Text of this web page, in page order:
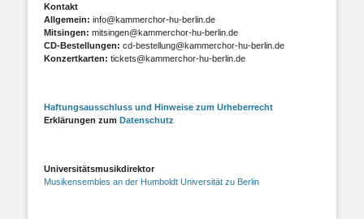
Kontakt
Allgemein: info@kammerchor-hu-berlin.de
Mitsingen: mitsingen@kammerchor-hu-berlin.de
CD-Bestellungen: cd-bestellung@kammerchor-hu-berlin.de
Konzertkarten: tickets@kammerchor-hu-berlin.de
Haftungsausschluss und Hinweise zum Urheberrecht
Erklärungen zum Datenschutz
Universitätsmusikdirektor
Musikensembles an der Humboldt Universität zu Berlin